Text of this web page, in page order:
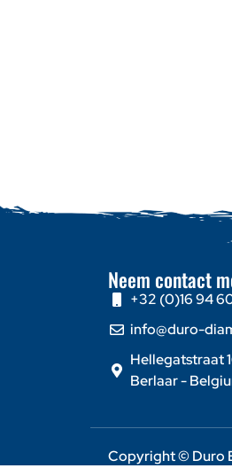
Neem contact
+32 (0)16 94
info@duro-
Hellegatstraat
Berlaar -
Copyright © Duro